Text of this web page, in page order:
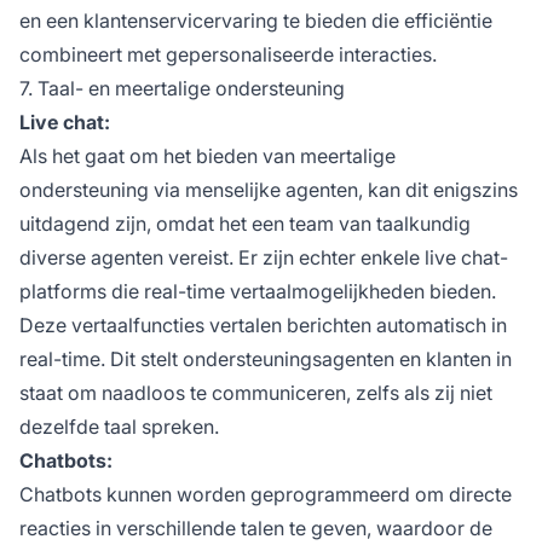
en een klantenservicervaring te bieden die efficiëntie
combineert met gepersonaliseerde interacties.
7. Taal- en meertalige ondersteuning
Live chat:
Als het gaat om het bieden van meertalige
ondersteuning via menselijke agenten, kan dit enigszins
uitdagend zijn, omdat het een team van taalkundig
diverse agenten vereist. Er zijn echter enkele live chat-
platforms die real-time vertaalmogelijkheden bieden.
Deze vertaalfuncties vertalen berichten automatisch in
real-time. Dit stelt ondersteuningsagenten en klanten in
staat om naadloos te communiceren, zelfs als zij niet
dezelfde taal spreken.
Chatbots:
Chatbots kunnen worden geprogrammeerd om directe
reacties in verschillende talen te geven, waardoor de